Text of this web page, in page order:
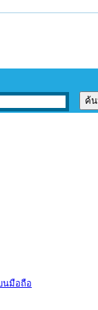
นมือถือ